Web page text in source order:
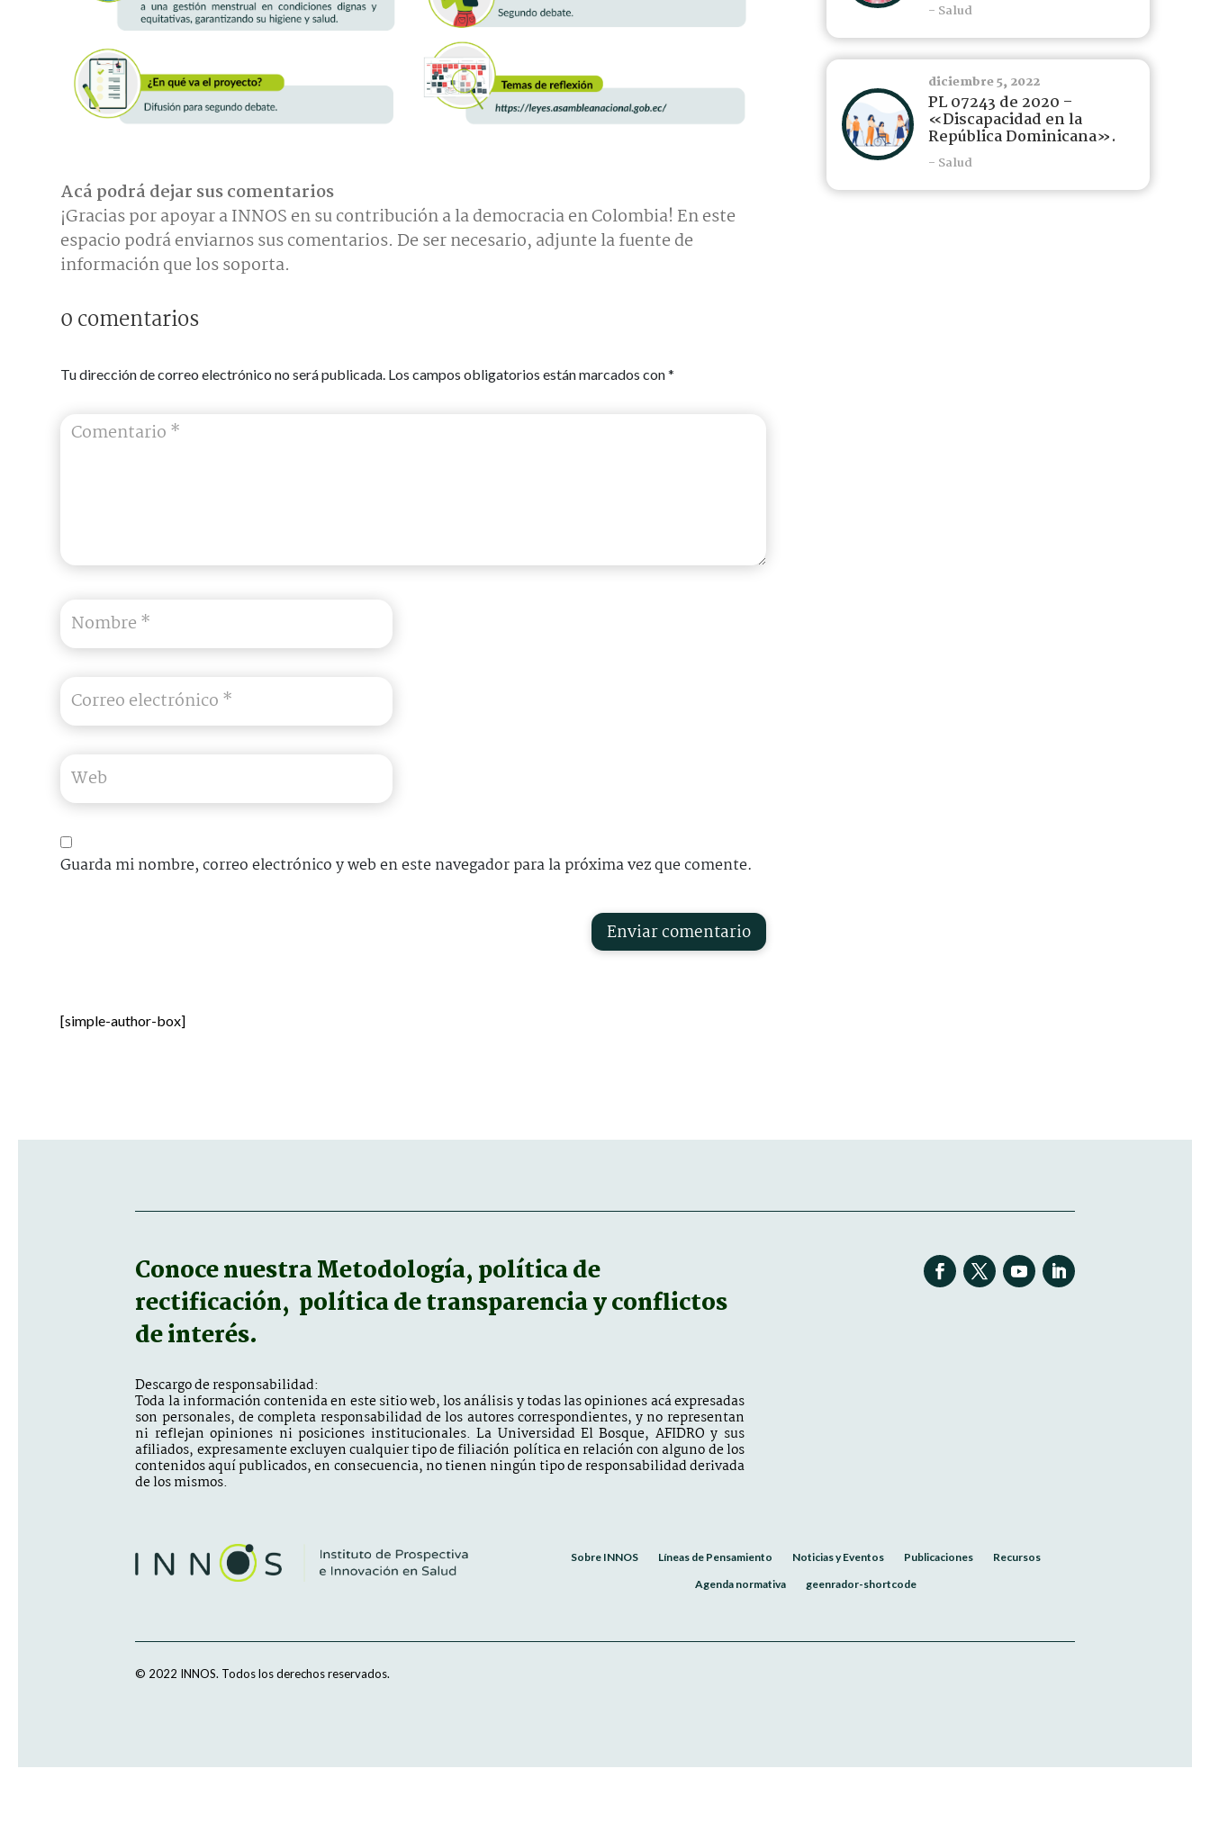
Acá podrá dejar sus comentarios
¡Gracias por apoyar a INNOS en su contribución a la democracia en Colombia! En este
espacio podrá enviarnos sus comentarios. De ser necesario, adjunte la fuente de
información que los soporta.
0 comentarios
Tu dirección de correo electrónico no será publicada. Los campos obligatorios están marcados con*
Guarda mi nombre, correo electrónico y web en este navegador para la próxima vez que comente.
Enviar comentario
[simple-author-box]
- Salud
diciembre 5, 2022
PL 07243 de 2020 –
«Discapacidad en la
República Dominicana».
- Salud
Conoce nuestraMetodología, política de
rectificación, política de transparencia y conflictos
de interés.
Descargo de responsabilidad:
Toda la información contenida en este sitio web, los análisis y todas las opiniones acá expresadas
son personales, de completa responsabilidad de los autores correspondientes, y no representan
ni reflejan opiniones ni posiciones institucionales. La Universidad El Bosque, AFIDRO y sus
afiliados, expresamente excluyen cualquier tipo de filiación política en relación con alguno de los
contenidos aquí publicados, en consecuencia, no tienen ningún tipo de responsabilidad derivada
de los mismos.
Sobre INNOS Líneas de Pensamiento Noticias y Eventos Publicaciones
Recursos
Agenda normativa
geenrador-shortcode
© 2022 INNOS. Todos los derechos reservados.